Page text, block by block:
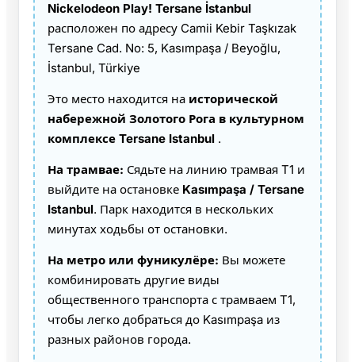
Nickelodeon Play! Tersane İstanbul
расположен по адресу Camii Kebir Taşkızak
Tersane Cad. No: 5, Kasımpaşa / Beyoğlu,
İstanbul, Türkiye
Это место находится на исторической
набережной Золотого Рога в культурном
комплексе Tersane Istanbul .
На трамвае: Сядьте на линию трамвая T1 и
выйдите на остановке Kasımpaşa / Tersane
Istanbul. Парк находится в нескольких
минутах ходьбы от остановки.
На метро или фуникулёре: Вы можете
комбинировать другие виды
общественного транспорта с трамваем T1,
чтобы легко добраться до Kasımpaşa из
разных районов города.